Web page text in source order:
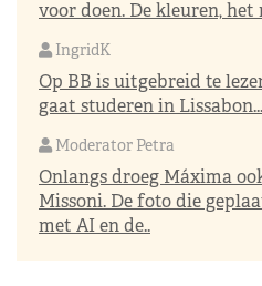
voor doen. De kleuren,
IngridK
Op BB is uitgebreid te
gaat studeren in Lissabon...
Moderator Petra
Onlangs droeg Máxima
Missoni. De foto die
met AI en de..